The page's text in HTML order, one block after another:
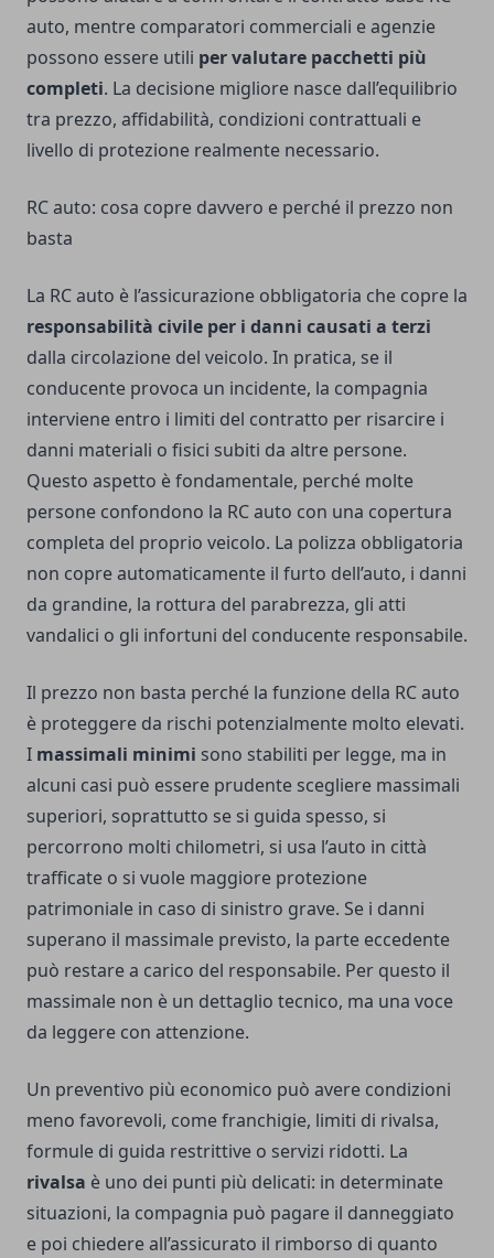
auto, mentre comparatori commerciali e agenzie
possono essere utili per valutare pacchetti più
completi. La decisione migliore nasce dall’equilibrio
tra prezzo, affidabilità, condizioni contrattuali e
livello di protezione realmente necessario.
RC auto: cosa copre davvero e perché il prezzo non
basta
La RC auto è l’assicurazione obbligatoria che copre la
responsabilità civile per i danni causati a terzi
dalla circolazione del veicolo. In pratica, se il
conducente provoca un incidente, la compagnia
interviene entro i limiti del contratto per risarcire i
danni materiali o fisici subiti da altre persone.
Questo aspetto è fondamentale, perché molte
persone confondono la RC auto con una copertura
completa del proprio veicolo. La polizza obbligatoria
non copre automaticamente il furto dell’auto, i danni
da grandine, la rottura del parabrezza, gli atti
vandalici o gli infortuni del conducente responsabile.
Il prezzo non basta perché la funzione della RC auto
è proteggere da rischi potenzialmente molto elevati.
I massimali minimi sono stabiliti per legge, ma in
alcuni casi può essere prudente scegliere massimali
superiori, soprattutto se si guida spesso, si
percorrono molti chilometri, si usa l’auto in città
trafficate o si vuole maggiore protezione
patrimoniale in caso di sinistro grave. Se i danni
superano il massimale previsto, la parte eccedente
può restare a carico del responsabile. Per questo il
massimale non è un dettaglio tecnico, ma una voce
da leggere con attenzione.
Un preventivo più economico può avere condizioni
meno favorevoli, come franchigie, limiti di rivalsa,
formule di guida restrittive o servizi ridotti. La
rivalsa è uno dei punti più delicati: in determinate
situazioni, la compagnia può pagare il danneggiato
e poi chiedere all’assicurato il rimborso di quanto